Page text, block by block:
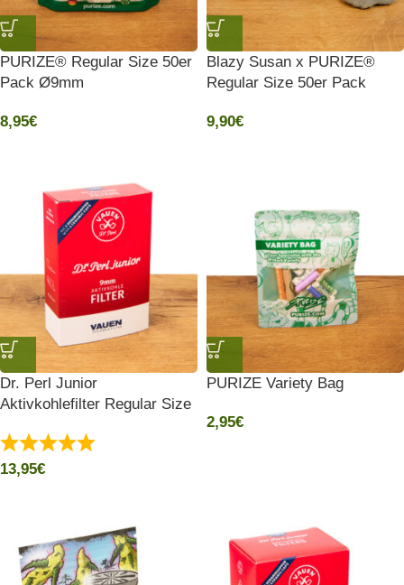
PURIZE® Regular Size 50er
Pack Ø9mm
8,95€
Blazy Susan x PURIZE®
Regular Size 50er Pack
9,90€
Dr. Perl Junior
Aktivkohlefilter Regular Size
13,95€
PURIZE Variety Bag
2,95€